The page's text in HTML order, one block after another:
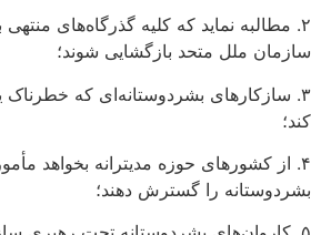
۲. مطالبه نماید که کلیه‌ گذرگاه‌های
سازمان ملل متحد بازگشایی شوند؛
۳. سازکارهای بشردوستانه‌ای که خطرناک یا
کند؛
۴. از کشورهای حوزه مدیترانه بخواهد
بشردوستانه را گسترش دهند؛